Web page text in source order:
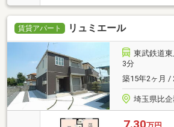
賃貸アパート リュミエール
東武鉄道
3分
築15年2ヶ月 /
埼玉県比